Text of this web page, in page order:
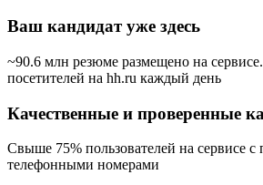
Ваш кандидат уже здесь
~90.6 млн резюме размещено на
посетителей на hh.ru каждый день
Качественные и проверенные
Свыше 75% пользователей на сервисе
телефонными номерами